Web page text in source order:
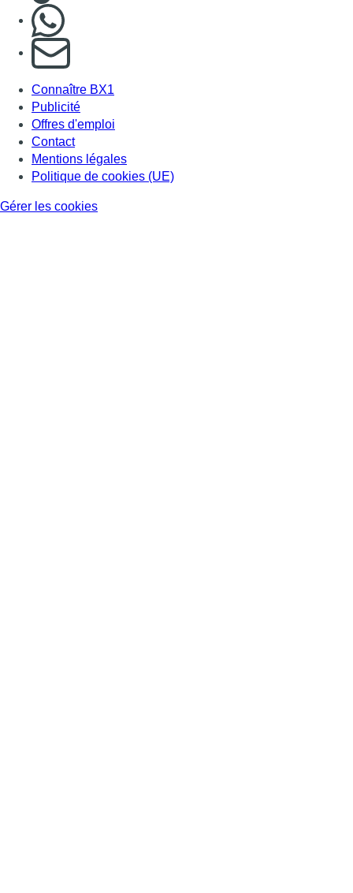
S'abonner à notre newsletter
Connaître BX1
Publicité
Offres d'emploi
Contact
Mentions légales
Politique de cookies (UE)
Gérer les cookies